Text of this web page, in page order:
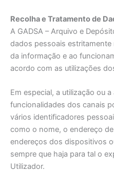
Recolha e Tratamento de
A GADSA – Arquivo e
dados pessoais
da informação e ao
acordo com as utilizações
Em especial, a utilização ou
funcionalidades dos canais
vários identificadores
como o nome, o endereço
endereços dos dispositivos
sempre que haja para tal o
Utilizador.